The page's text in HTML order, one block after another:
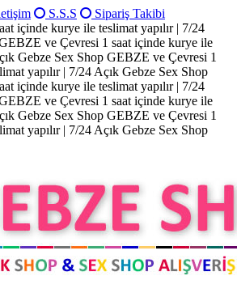
S.S.S
Sipariş Takibi
içinde kurye ile teslimat yapılır | 7/24
ve Çevresi 1 saat içinde kurye ile
Gebze Sex Shop GEBZE ve Çevresi 1
yapılır | 7/24 Açık Gebze Sex Shop
içinde kurye ile teslimat yapılır | 7/24
ve Çevresi 1 saat içinde kurye ile
Gebze Sex Shop GEBZE ve Çevresi 1
yapılır | 7/24 Açık Gebze Sex Shop